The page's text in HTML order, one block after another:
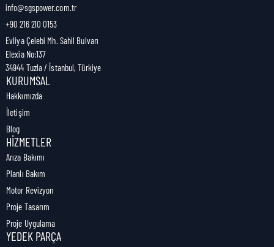
Nakliye Ağırlığı:
info@sgspower.com.tr
+90 216 210 0153
Evliya Çelebi Mh. Sahil Bulvarı
Elexia No:137
34944 Tuzla / İstanbul, Türkiye
KURUMSAL
Hakkımızda
İletişim
Blog
HIZMETLER
Arıza Bakımı
Planlı Bakım
Motor Revizyon
Proje Tasarım
Proje Uygulama
YEDEK PARÇA